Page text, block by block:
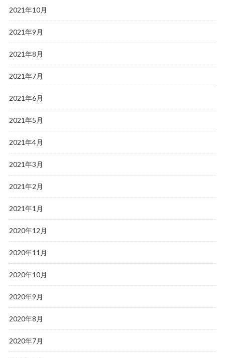
2021年10月
2021年9月
2021年8月
2021年7月
2021年6月
2021年5月
2021年4月
2021年3月
2021年2月
2021年1月
2020年12月
2020年11月
2020年10月
2020年9月
2020年8月
2020年7月